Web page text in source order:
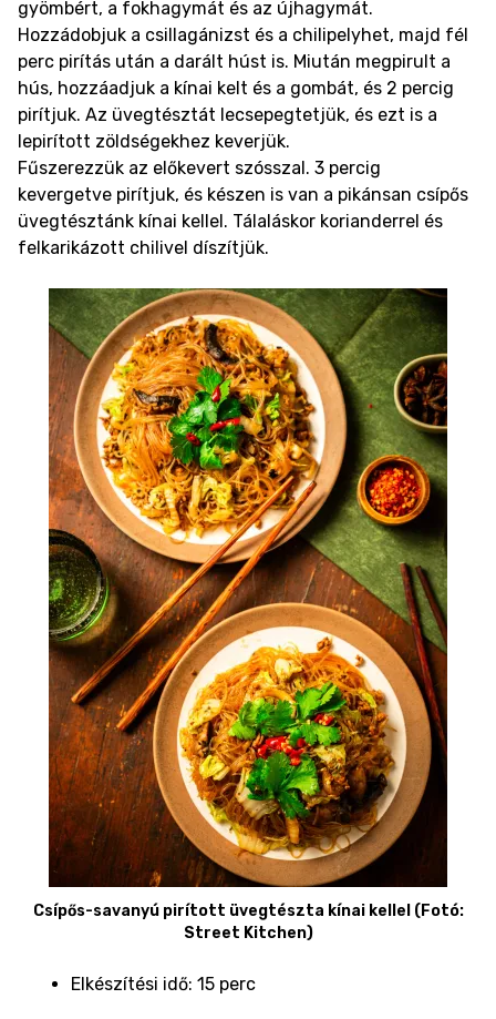
gyömbért, a fokhagymát és az újhagymát.
Hozzádobjuk a csillagánizst és a chilipelyhet, majd fél
perc pirítás után a darált húst is. Miután megpirult a
hús, hozzáadjuk a kínai kelt és a gombát, és 2 percig
pirítjuk. Az üvegtésztát lecsepegtetjük, és ezt is a
lepirított zöldségekhez keverjük.
Fűszerezzük az előkevert szósszal. 3 percig
kevergetve pirítjuk, és készen is van a pikánsan csípős
üvegtésztánk kínai kellel. Tálaláskor korianderrel és
felkarikázott chilivel díszítjük.
Csípős-savanyú pirított üvegtészta kínai kellel (Fotó:
Street Kitchen)
Elkészítési idő: 15 perc